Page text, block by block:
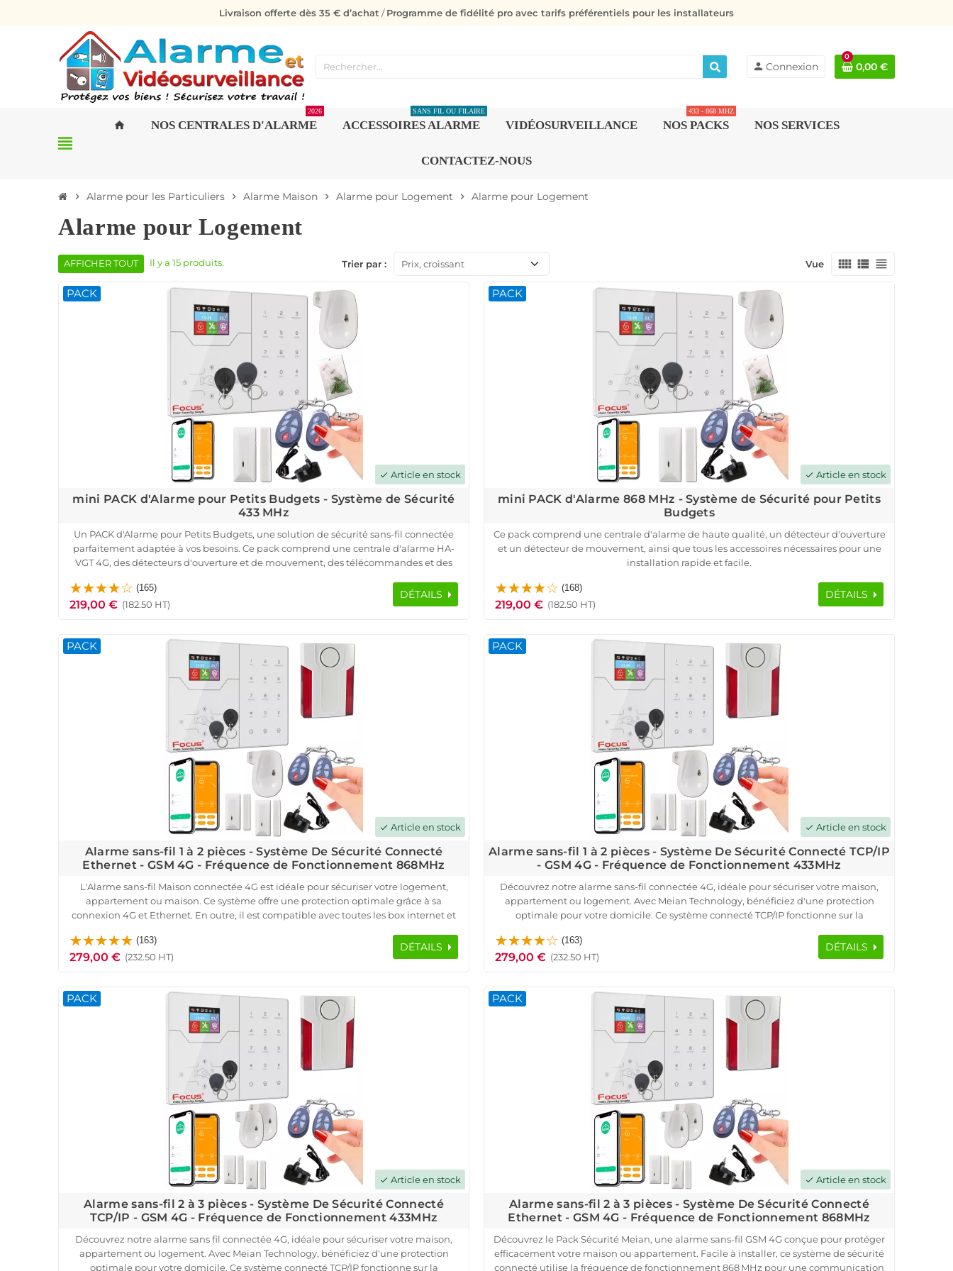
Livraison offerte dès 35 € d’achat /Programme de fidélité pro avec tarifs préférentiels pour les installateurs
person Connexion
0
0,00 €
view_headline
home NOS CENTRALES D'ALARME
2026
ACCESSOIRES ALARME
SANS FIL OU FILAIRE
VIDÉOSURVEILLANCE NOS PACKS
433 - 868 MHZ
NOS SERVICES
CONTACTEZ-NOUS
chevron_right Alarme pour les Particuliers chevron_right Alarme Maison chevron_right Alarme pour Logement chevron_right Alarme pour Logement
Alarme pour Logement
Trier par : Prix, croissant Vue view_comfy view_list view_headline
AFFICHER TOUT Il y a 15 produits.
check Article en stock
PACK
mini PACK d'Alarme pour Petits Budgets - Système de Sécurité
433 MHz
Un PACK d'Alarme pour Petits Budgets, une solution de sécurité sans-fil connectée
parfaitement adaptée à vos besoins. Ce pack comprend une centrale d'alarme HA-
VGT 4G, des détecteurs d'ouverture et de mouvement, des télécommandes et des
Grâce à la technologie de transmission radio sécurisée à code tournant ASK, à sa
portée de transmission (jusqu'à 200 m) et à l'auto-protection contre le sabotage et
système vous assure une réactivité optimale en cas d'incident. L'installation et la
configuration sont simples, et vous pouvez surveiller et contrôler vos détecteurs à
distance via une application mobile dédiée.
(165)
219,00 € (182.50 HT)
DÉTAILS
check Article en stock
PACK
mini PACK d'Alarme 868 MHz - Système de Sécurité pour Petits
Budgets
Ce pack comprend une centrale d'alarme de haute qualité, un détecteur d'ouverture
et un détecteur de mouvement, ainsi que tous les accessoires nécessaires pour une
installation rapide et facile.
pack garantit une communication sécurisée et une surveillance efficace. Les
détecteurs envoient des signaux à la centrale en cas de sabotage ou d'intrusion,
couverture étendue pour une protection complète de votre propriété. De plus, la
compatibilité avec une centrale d'alarme connectée vous permet de surveiller votre
sécurité à distance via une application mobile dédiée.
(168)
219,00 € (182.50 HT)
DÉTAILS
check Article en stock
PACK
Alarme sans-fil 1 à 2 pièces - Système De Sécurité Connecté
Ethernet - GSM 4G - Fréquence de Fonctionnement 868MHz
L'Alarme sans-fil Maison connectée 4G est idéale pour sécuriser votre logement,
appartement ou maison. Ce système offre une protection optimale grâce à sa
connexion 4G et Ethernet. En outre, il est compatible avec toutes les box internet et
Le pack comprend une centrale d'alarme HA-VGT avec sirène intégrée, des
télécommandes et des badges RFID personnalisables. Avant expédition, nos
techniciens configurent gratuitement chaque accessoire avec votre système
d'alarme pour une installation simplifiée.
N'attendez plus pour sécuriser vos biens!
(163)
279,00 € (232.50 HT)
DÉTAILS
check Article en stock
PACK
Alarme sans-fil 1 à 2 pièces - Système De Sécurité Connecté TCP/IP
- GSM 4G - Fréquence de Fonctionnement 433MHz
Découvrez notre alarme sans-fil connectée 4G, idéale pour sécuriser votre maison,
appartement ou logement. Avec Meian Technology, bénéficiez d'une protection
optimale pour votre domicile. Ce système connecté TCP/IP fonctionne sur la
Le pack inclut une centrale HA-VGT, des détecteurs d'ouverture, un détecteur de
mouvement, une sirène d'extérieur et des télécommandes. Installation simple et
notifications en temps réel. Sécurisez dès maintenant votre domicile avec notre
alarme sans-fil connectée 4G et profitez de la qualité professionnelle à prix
compétitif.
(163)
279,00 € (232.50 HT)
DÉTAILS
check Article en stock
PACK
Alarme sans-fil 2 à 3 pièces - Système De Sécurité Connecté
TCP/IP - GSM 4G - Fréquence de Fonctionnement 433MHz
Découvrez notre alarme sans fil connectée 4G, idéale pour sécuriser votre maison,
appartement ou logement. Avec Meian Technology, bénéficiez d'une protection
optimale pour votre domicile. Ce système connecté TCP/IP fonctionne sur la
check Article en stock
PACK
Alarme sans-fil 2 à 3 pièces - Système De Sécurité Connecté
Ethernet - GSM 4G - Fréquence de Fonctionnement 868MHz
Découvrez le Pack Sécurité Meian, une alarme sans-fil GSM 4G conçue pour protéger
efficacement votre maison ou appartement. Facile à installer, ce système de sécurité
connecté utilise la fréquence de fonctionnement 868 MHz pour une communication